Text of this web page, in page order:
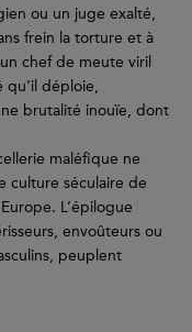
ou un juge exalté,
frein la torture et à
chef de meute viril
qu’il déploie,
brutalité inouïe, dont
maléfique ne
culture séculaire de
L’épilogue
envoûteurs ou
peuplent